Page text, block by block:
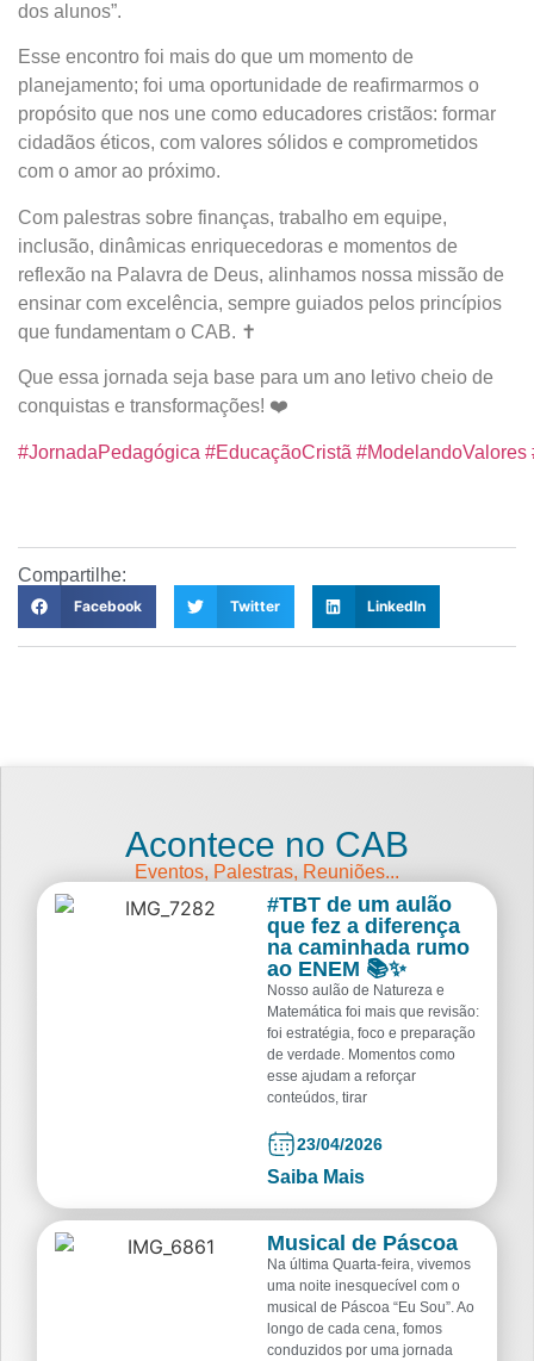
dos alunos”.
Esse encontro foi mais do que um momento de
planejamento; foi uma oportunidade de reafirmarmos o
propósito que nos une como educadores cristãos: formar
cidadãos éticos, com valores sólidos e comprometidos
com o amor ao próximo.
Com palestras sobre finanças, trabalho em equipe,
inclusão, dinâmicas enriquecedoras e momentos de
reflexão na Palavra de Deus, alinhamos nossa missão de
ensinar com excelência, sempre guiados pelos princípios
que fundamentam o CAB. ✝️
Que essa jornada seja base para um ano letivo cheio de
conquistas e transformações! ❤️
#JornadaPedagógica #EducaçãoCristã #ModelandoValores
Compartilhe:
Facebook Twitter LinkedIn
Acontece no CAB
Eventos, Palestras, Reuniões...
#TBT de um aulão
que fez a diferença
na caminhada rumo
ao ENEM 📚✨
Nosso aulão de Natureza e
Matemática foi mais que revisão:
foi estratégia, foco e preparação
de verdade. Momentos como
esse ajudam a reforçar
conteúdos, tirar
23/04/2026
Saiba Mais
Musical de Páscoa
Na última Quarta-feira, vivemos
uma noite inesquecível com o
musical de Páscoa “Eu Sou”. Ao
longo de cada cena, fomos
conduzidos por uma jornada